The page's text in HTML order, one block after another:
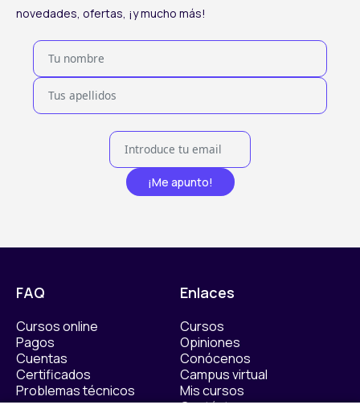
novedades, ofertas, ¡y mucho más!
¡Me apunto!
FAQ
Cursos online
Pagos
Cuentas
Certificados
Problemas técnicos
Enlaces
Cursos
Opiniones
Conócenos
Campus virtual
Mis cursos
Contáctanos​